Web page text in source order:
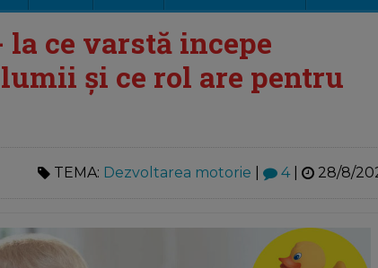
ce varstă incepe
și ce rol are pentru
TEMA: Dezvoltarea motorie 4| 28/8/